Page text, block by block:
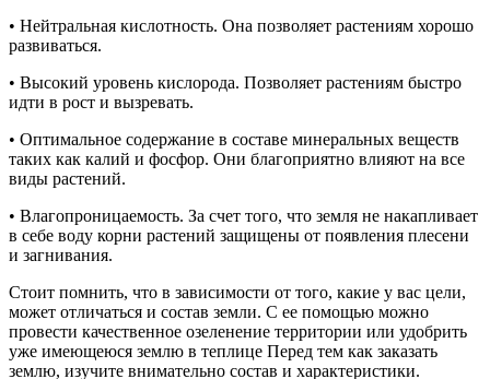
• Нейтральная кислотность. Она позволяет растениям хорошо
развиваться.
• Высокий уровень кислорода. Позволяет растениям быстро
идти в рост и вызревать.
• Оптимальное содержание в составе минеральных веществ
таких как калий и фосфор. Они благоприятно влияют на все
виды растений.
• Влагопроницаемость. За счет того, что земля не накапливает
в себе воду корни растений защищены от появления плесени
и загнивания.
Стоит помнить, что в зависимости от того, какие у вас цели,
может отличаться и состав земли. С ее помощью можно
провести качественное озеленение территории или удобрить
уже имеющеюся землю в теплице Перед тем как заказать
землю, изучите внимательно состав и характеристики.